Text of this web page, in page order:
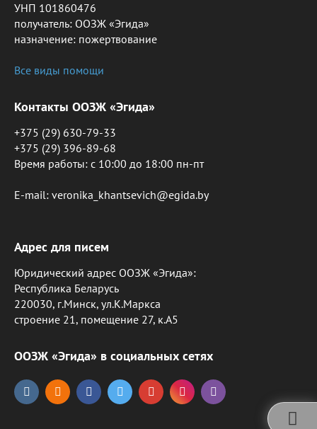
УНП 101860476
получатель: ООЗЖ «Эгида»
назначение: пожертвование
Все виды помощи
Контакты ООЗЖ «Эгида»
+375 (29) 630-79-33
+375 (29) 396-89-68
Время работы: c 10:00 до 18:00 пн-пт
E-mail: veronika_khantsevich@egida.by
Адрес для писем
Юридический адрес ООЗЖ «Эгида»:
Республика Беларусь
220030, г.Минск, ул.К.Маркса
строение 21, помещение 27, к.А5
ООЗЖ «Эгида» в социальных сетях